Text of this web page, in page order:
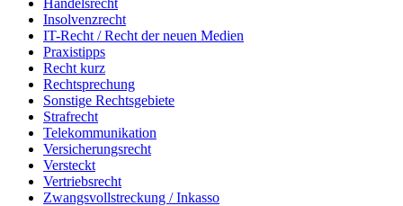
Insolvenzrecht
IT-Recht / Recht der neuen Medien
Praxistipps
Recht kurz
Rechtsprechung
Sonstige Rechtsgebiete
Strafrecht
Telekommunikation
Versicherungsrecht
Versteckt
Vertriebsrecht
Zwangsvollstreckung / Inkasso